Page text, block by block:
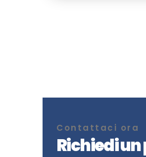
Contattaci ora
Richiedi